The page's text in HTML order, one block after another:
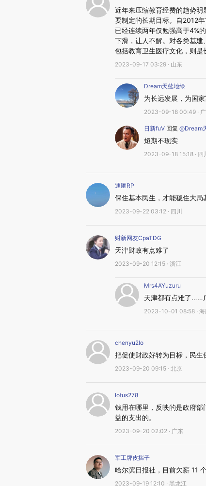
近年来压缩教育经费的趋势
要制定的长期目标。自2012
已经连续两年仅勉强高于4%
下滑，让人不解。对各类基建
包括教育卫生医疗文化，则是
2023-09-17 03:29 · 山东
Dream天蓝地绿
为长远发展，为国
2023-09-18 00:49 ·
日新fuV 回复 @Dream
短期不现实
2023-09-18 15:18 · 四
通匯RP
保住基本民生，才能稳住大局
2023-09-22 03:12 · 四川
财新网友CpaTDG
天津财政有点难了
2023-09-20 12:15 · 浙江
Mrs4AYuzuru
天津都有点难了……
2023-10-01 08:58 · 海
chenyu2lo
把促使财政好转为目标，民
2023-09-20 09:15 · 北京
lotus278
钱用在哪里，反映的是政府
益的支出的。
2023-09-20 02:02 · 广东
军工牌皮揣子
哈尔滨日报社，目前欠薪 11
2023-09-19 12:10 · 黑龙江